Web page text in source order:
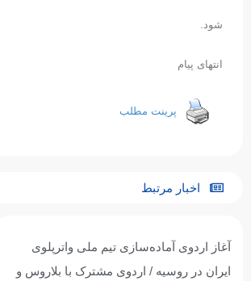
شود.
انتهای پیام
پرینت مطلب
اخبار مرتبط
آغاز اردوی آماده‌سازی تیم ملی واترپلوی
ایران در روسیه / اردوی مشترک با بلاروس و